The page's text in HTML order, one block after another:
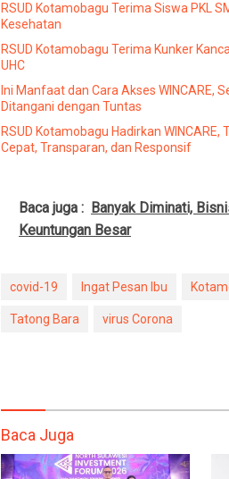
RSUD Kotamobagu Terima Siswa PKL
Kesehatan
RSUD Kotamobagu Terima Kunker
UHC
Ini Manfaat dan Cara Akses WINCARE,
Ditangani dengan Tuntas
RSUD Kotamobagu Hadirkan
Cepat, Transparan, dan Responsif
Baca juga : Banyak Diminati,
Keuntungan Besar
covid-19 Ingat Pesan Ibu
Tatong Bara virus Corona
Baca Juga